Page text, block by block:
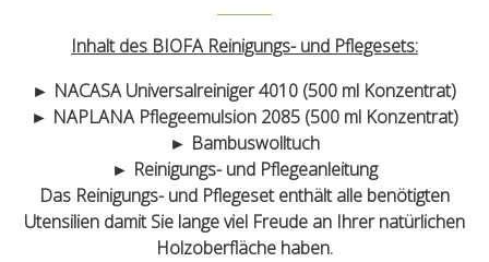
Inhalt des BIOFA Reinigungs- und Pflegesets:
► NACASA Universalreiniger 4010 (500 ml Konzentrat)
► NAPLANA Pflegeemulsion 2085 (500 ml Konzentrat)
► Bambuswolltuch
► Reinigungs- und Pflegeanleitung
Das Reinigungs- und Pflegeset enthält alle benötigten
Utensilien damit Sie lange viel Freude an Ihrer natürlichen
Holzoberfläche haben.